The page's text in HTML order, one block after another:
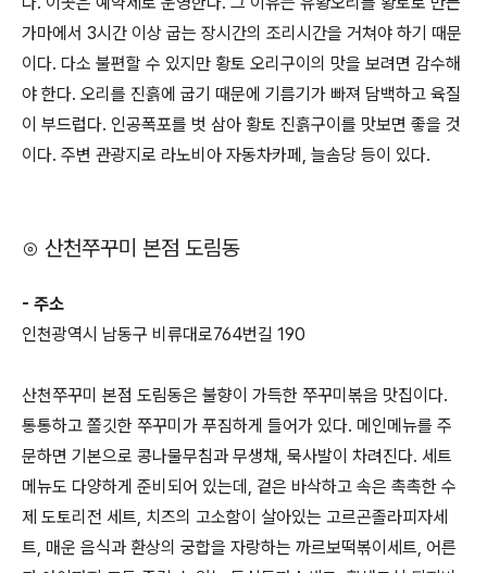
가마에서 3시간 이상 굽는 장시간의 조리시간을 거쳐야 하기 때문
이다. 다소 불편할 수 있지만 황토 오리구이의 맛을 보려면 감수해
야 한다. 오리를 진흙에 굽기 때문에 기름기가 빠져 담백하고 육질
이 부드럽다. 인공폭포를 벗 삼아 황토 진흙구이를 맛보면 좋을 것
이다. 주변 관광지로 라노비아 자동차카페, 늘솜당 등이 있다.
⊙ 산천쭈꾸미 본점 도림동
- 주소
인천광역시 남동구 비류대로764번길 190
산천쭈꾸미 본점 도림동은 불향이 가득한 쭈꾸미볶음 맛집이다.
통통하고 쫄깃한 쭈꾸미가 푸짐하게 들어가 있다. 메인메뉴를 주
문하면 기본으로 콩나물무침과 무생채, 묵사발이 차려진다. 세트
메뉴도 다양하게 준비되어 있는데, 겉은 바삭하고 속은 촉촉한 수
제 도토리전 세트, 치즈의 고소함이 살아있는 고르곤졸라피자세
트, 매운 음식과 환상의 궁합을 자랑하는 까르보떡볶이세트, 어른